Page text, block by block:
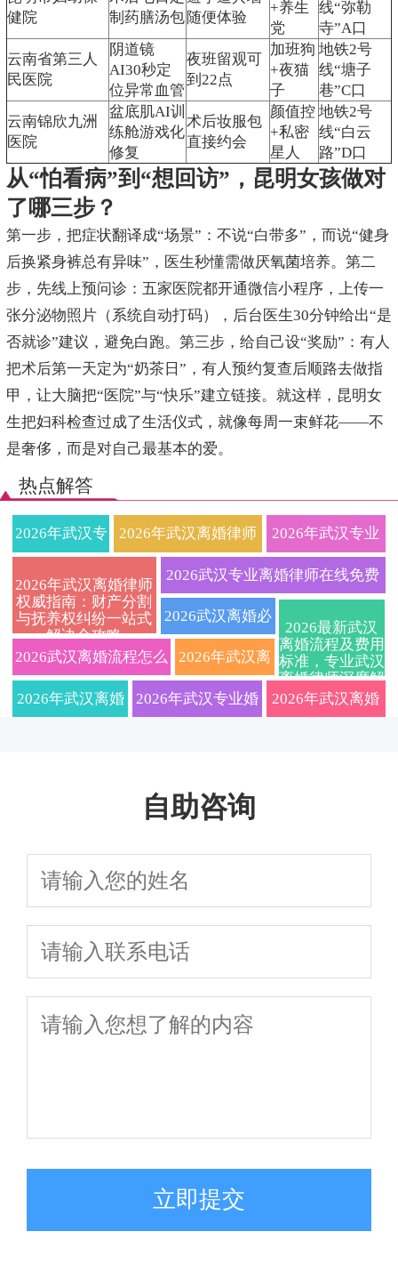
健院
制药膳汤包 随便体验
+养生
党
线“弥勒
寺”A口
云南省第三人
民医院
阴道镜
AI30秒定
位异常血管
夜班留观可
到22点
加班狗
+夜猫
子
地铁2号
线“塘子
巷”C口
云南锦欣九洲
医院
盆底肌AI训
练舱游戏化
修复
术后妆服包
直接约会
颜值控
+私密
星人
地铁2号
线“白云
路”D口
从“怕看病”到“想回访”，昆明女孩做对
了哪三步？
第一步，把症状翻译成“场景”：不说“白带多”，而说“健身
后换紧身裤总有异味”，医生秒懂需做厌氧菌培养。第二
步，先线上预问诊：五家医院都开通微信小程序，上传一
张分泌物照片（系统自动打码），后台医生30分钟给出“是
否就诊”建议，避免白跑。第三步，给自己设“奖励”：有人
把术后第一天定为“奶茶日”，有人预约复查后顺路去做指
甲，让大脑把“医院”与“快乐”建立链接。就这样，昆明女
生把妇科检查过成了生活仪式，就像每周一束鲜花——不
是奢侈，而是对自己最基本的爱。
热点解答
2026年武汉专
务所推荐：资
深婚姻家事律
师教你如何快
速处理离婚纠
2026年武汉离婚律师
收费标准与离婚流程
全解析，专业婚姻家
事律师助您高效解决
协议离婚、诉讼离
婚、财产分割及子女
2026年武汉专业
离婚律师全流程
婚、诉讼离婚、
财产分割、子女
抚养权一站式解
2026年武汉离婚律师
权威指南：财产分割
与抚养权纠纷一站式
解决全攻略
2026武汉专业离婚律师在线免费
咨询：快速解决财产分割与子女
抚养纠纷，定制离婚协议服务
2026武汉离婚必
看！资深离婚律
师揭秘财产分割
费咨询通道限时
2026武汉离婚流程怎么
走？本地婚姻家事律师
2026年武汉离
婚律师费用标
家事律师教你
团队避免踩坑
2026最新武汉
离婚流程及费用
标准，专业武汉
离婚律师深度解
读协议离婚与诉
讼离婚区别，附
2026年武汉离婚
对策略
2026年武汉专业婚
分割全攻略，本地
2026年武汉离婚
自助咨询
立即提交